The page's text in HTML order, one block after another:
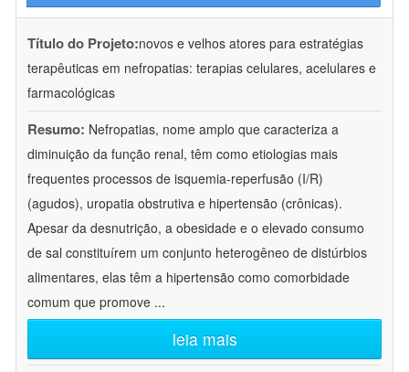
Título do Projeto:novos e velhos atores para estratégias
terapêuticas em nefropatias: terapias celulares, acelulares e
farmacológicas
Resumo: Nefropatias, nome amplo que caracteriza a
diminuição da função renal, têm como etiologias mais
frequentes processos de isquemia-reperfusão (I/R)
(agudos), uropatia obstrutiva e hipertensão (crônicas).
Apesar da desnutrição, a obesidade e o elevado consumo
de sal constituírem um conjunto heterogêneo de distúrbios
alimentares, elas têm a hipertensão como comorbidade
comum que promove ...
leia mais